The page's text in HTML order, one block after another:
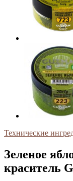
Технические
Зеленое
краситель